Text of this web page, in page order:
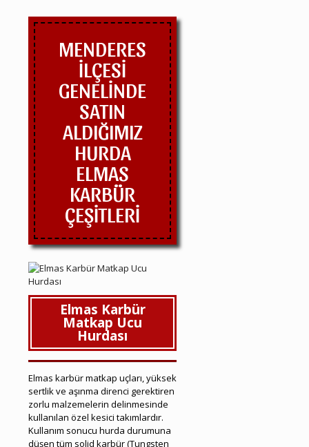
MENDERES
İLÇESİ
GENELİNDE
SATIN
ALDIĞIMIZ
HURDA
ELMAS
KARBÜR
ÇEŞİTLERİ
Elmas Karbür
Matkap Ucu
Hurdası
Elmas karbür matkap uçları, yüksek
sertlik ve aşınma direnci gerektiren
zorlu malzemelerin delinmesinde
kullanılan özel kesici takımlardır.
Kullanım sonucu hurda durumuna
düşen tüm solid karbür (Tungsten